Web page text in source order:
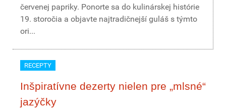
červenej papriky. Ponorte sa do kulinárskej histórie
19. storočia a objavte najtradičnejší guláš s týmto
ori...
RECEPTY
Inšpiratívne dezerty nielen pre „mlsné“
jazýčky